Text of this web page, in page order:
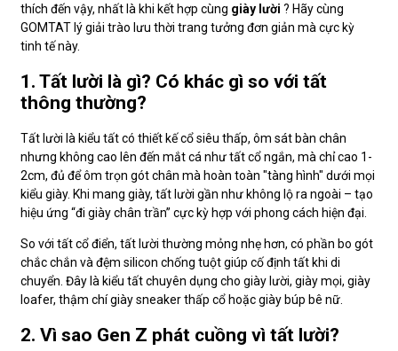
thích đến vậy, nhất là khi kết hợp cùng giày lười ? Hãy cùng
GOMTAT lý giải trào lưu thời trang tưởng đơn giản mà cực kỳ
tinh tế này.
1. Tất lười là gì? Có khác gì so với tất
thông thường?
Tất lười là kiểu tất có thiết kế cổ siêu thấp, ôm sát bàn chân
nhưng không cao lên đến mắt cá như tất cổ ngắn, mà chỉ cao 1-
2cm, đủ để ôm trọn gót chân mà hoàn toàn "tàng hình" dưới mọi
kiểu giày. Khi mang giày, tất lười gần như không lộ ra ngoài – tạo
hiệu ứng “đi giày chân trần” cực kỳ hợp với phong cách hiện đại.
So với tất cổ điển, tất lười thường mỏng nhẹ hơn, có phần bo gót
chắc chắn và đệm silicon chống tuột giúp cố định tất khi di
chuyển. Đây là kiểu tất chuyên dụng cho giày lười, giày mọi, giày
loafer, thậm chí giày sneaker thấp cổ hoặc giày búp bê nữ.
2. Vì sao Gen Z phát cuồng vì tất lười?